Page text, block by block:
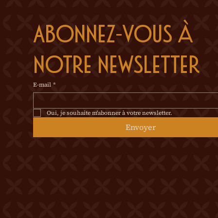
Abonnez-vous à
notre newsletter
E-mail *
Oui, je souhaite m'abonner à votre newsletter.
Envoyer